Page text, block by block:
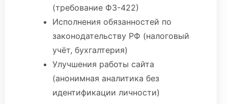
(требование ФЗ-422)
Исполнения обязанностей по
законодательству РФ (налоговый
учёт, бухгалтерия)
Улучшения работы сайта
(анонимная аналитика без
идентификации личности)